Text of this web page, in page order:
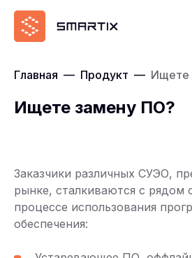
Главная — Продукт — Ищете
Ищете замену ПО?
Заказчики различных СУЭО,
рынке, сталкиваются с рядом
процессе использования
обеспечения: